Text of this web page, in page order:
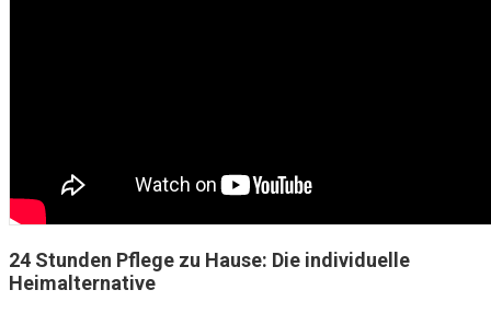
24 Stunden Pflege zu Hause: Die individuelle
Heimalternative